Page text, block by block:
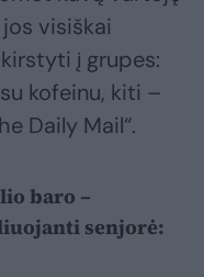
visiškai
į grupes:
kofeinu, kiti –
Daily Mail“.
baro –
senjorė: